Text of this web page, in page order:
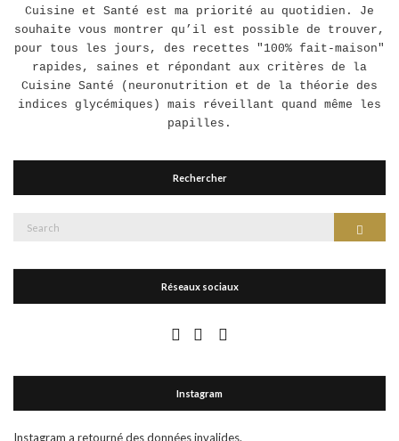
Cuisine et Santé est ma priorité au quotidien. Je
souhaite vous montrer qu’il est possible de trouver,
pour tous les jours, des recettes "100% fait-maison"
rapides, saines et répondant aux critères de la
Cuisine Santé (neuronutrition et de la théorie des
indices glycémiques) mais réveillant quand même les
papilles.
Rechercher
Réseaux sociaux
Instagram
Instagram a retourné des données invalides.